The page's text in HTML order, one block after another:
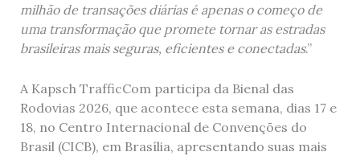
milhão de transações diárias é apenas o começo de
uma transformação que promete tornar as estradas
brasileiras mais seguras, eficientes e conectadas.”
A Kapsch TrafficCom participa da Bienal das
Rodovias 2026, que acontece esta semana, dias 17 e
18, no Centro Internacional de Convenções do
Brasil (CICB), em Brasília, apresentando suas mais